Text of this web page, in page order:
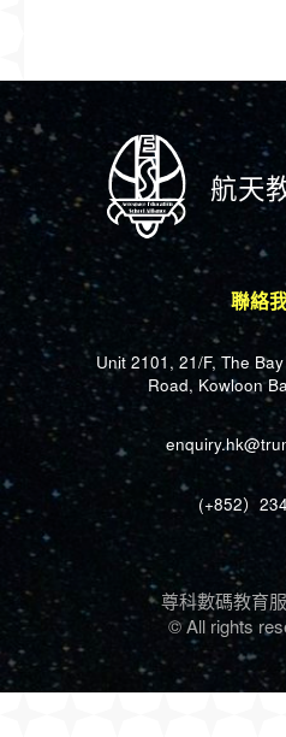
航天
聯絡
Unit 2101, 21/F, The
Road, Kowloon
(+852）
尊科數碼教育
© All rights